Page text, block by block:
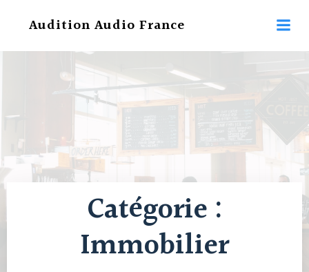
au
Audition Audio France
Catégorie :
Immobilier